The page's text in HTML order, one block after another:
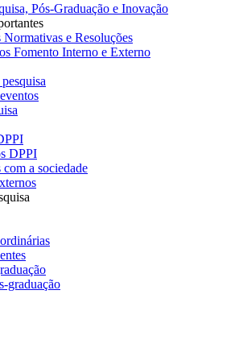
Pós-Graduação e Inovação
Normativas e Resoluções
Fomento Interno e Externo
DPPI
a sociedade
graduação